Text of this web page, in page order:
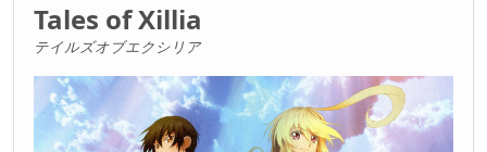
Tales of Xillia
テイルズオブエクシリア